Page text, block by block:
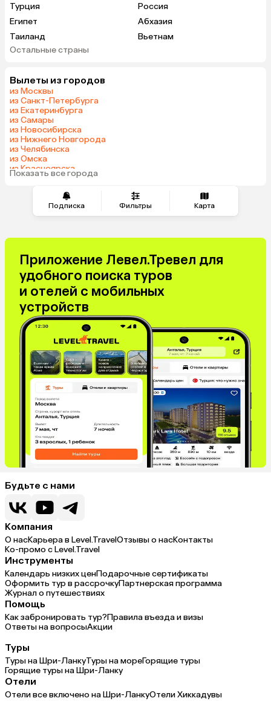
Подписка Фильтры Карта
Турция
Россия
Египет
Абхазия
Таиланд
Вьетнам
ОАЭ
Шри-Ланка
Азербайджан
Индия
Катар
Гонконг
Венгрия
Остальные страны
Вылеты из городов
из Москвы
из Санкт-Петербурга
из Екатеринбурга
из Самары
из Новосибирска
из Нижнего Новгорода
из Челябинска
из Омска
из Красноярска
из Волгограда
Показать все города
Приложение Левел.Тревел для
удобного поиска туров
и отелей с мобильных
устройств
Будьте с нами
Компания
О насКарьера в Level.TravelОтзывы о насКонтакты
Ко-промо с Level.Travel
Инструменты
Календарь низких ценПодарочные сертификаты
Оформить тур в рассрочкуПартнерская программа
Журнал о путешествиях
Помощь
Как забронировать тур?Правила въезда и визы
Ответы на вопросыАкции
Туры
Туры на Шри-ЛанкуТуры на мореГорящие туры
Горящие туры на Шри-Ланку
Отели
Отели все включено на Шри-ЛанкуОтели Хиккадувы